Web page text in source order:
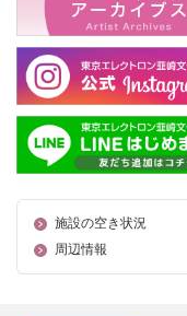
施設の空き状況
周辺情報